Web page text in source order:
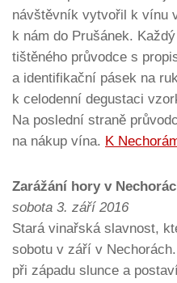
návštěvník vytvořil k vínu
k nám do Prušánek.
tištěného průvodce s
a identifikační pásek na
k celodenní degustaci
Na poslední straně
na nákup vína. K
Zarážání hory v
sobota 3. září 2016
Stará vinařská slavnost,
sobotu v září v
při západu slunce a